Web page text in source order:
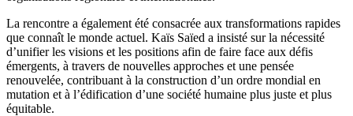
La rencontre a également été consacrée aux transformations rapides
que connaît le monde actuel. Kaïs Saïed a insisté sur la nécessité
d’unifier les visions et les positions afin de faire face aux défis
émergents, à travers de nouvelles approches et une pensée
renouvelée, contribuant à la construction d’un ordre mondial en
mutation et à l’édification d’une société humaine plus juste et plus
équitable.